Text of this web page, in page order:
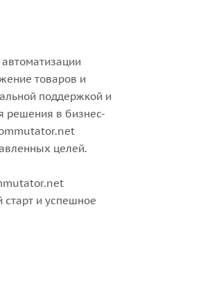
товаров и
поддержкой и
решения в бизнес-
целей.
и успешное